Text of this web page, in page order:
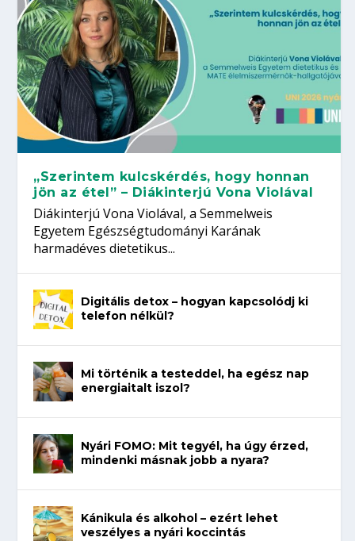
„Szerintem kulcskérdés, hogy honnan
jön az étel” – Diákinterjú Vona Violával
Diákinterjú Vona Violával, a Semmelweis
Egyetem Egészségtudományi Karának
harmadéves dietetikus...
Digitális detox – hogyan kapcsolódj ki
telefon nélkül?
Mi történik a testeddel, ha egész nap
energiaitalt iszol?
Nyári FOMO: Mit tegyél, ha úgy érzed,
mindenki másnak jobb a nyara?
Kánikula és alkohol – ezért lehet
veszélyes a nyári koccintás